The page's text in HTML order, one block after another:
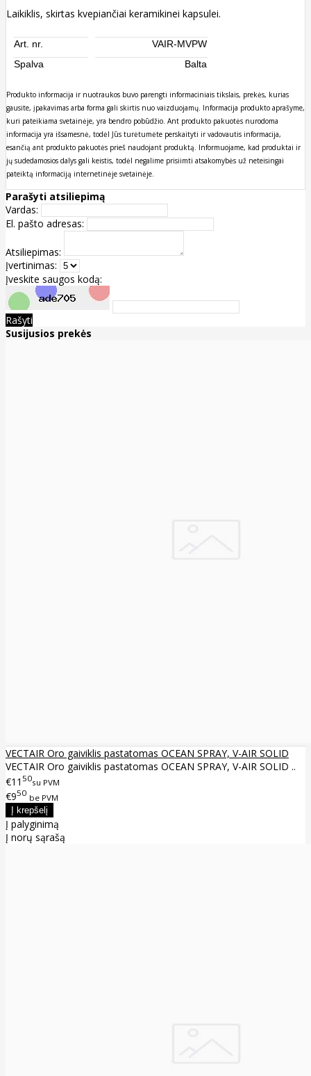
Laikiklis, skirtas kvepiančiai keramikinei kapsulei.
Art. nr.
VAIR-MVPW
Spalva
Balta
Produkto informacija ir nuotraukos buvo parengti informaciniais tikslais, prekės, kurias
gausite, įpakavimas arba forma gali skirtis nuo vaizduojamų. Informacija produkto aprašyme,
kuri pateikiama svetainėje, yra bendro pobūdžio. Ant produkto pakuotės nurodoma
informacija yra išsamesnė, todėl Jūs turėtumėte perskaityti ir vadovautis informacija,
esančią ant produkto pakuotės prieš naudojant produktą. Informuojame, kad produktai ir
jų sudedamosios dalys gali keistis, todėl negalime prisiimti atsakomybės už neteisingai
pateiktą informaciją internetinėje svetainėje.
Parašyti atsiliepimą
Vardas:
El. pašto adresas:
Atsiliepimas:
Įvertinimas:
Įveskite saugos kodą:
Rašyti
Susijusios prekės
VECTAIR Oro gaiviklis pastatomas OCEAN SPRAY, V-AIR SOLID
VECTAIR Oro gaiviklis pastatomas OCEAN SPRAY, V-AIR SOLID ..
€11 50su PVM
€950 be PVM
Į palyginimą
Į norų sąrašą